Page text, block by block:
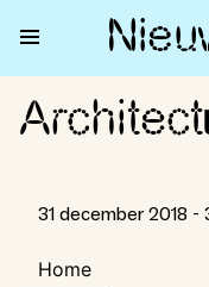
Architect
31 december 2018
Home